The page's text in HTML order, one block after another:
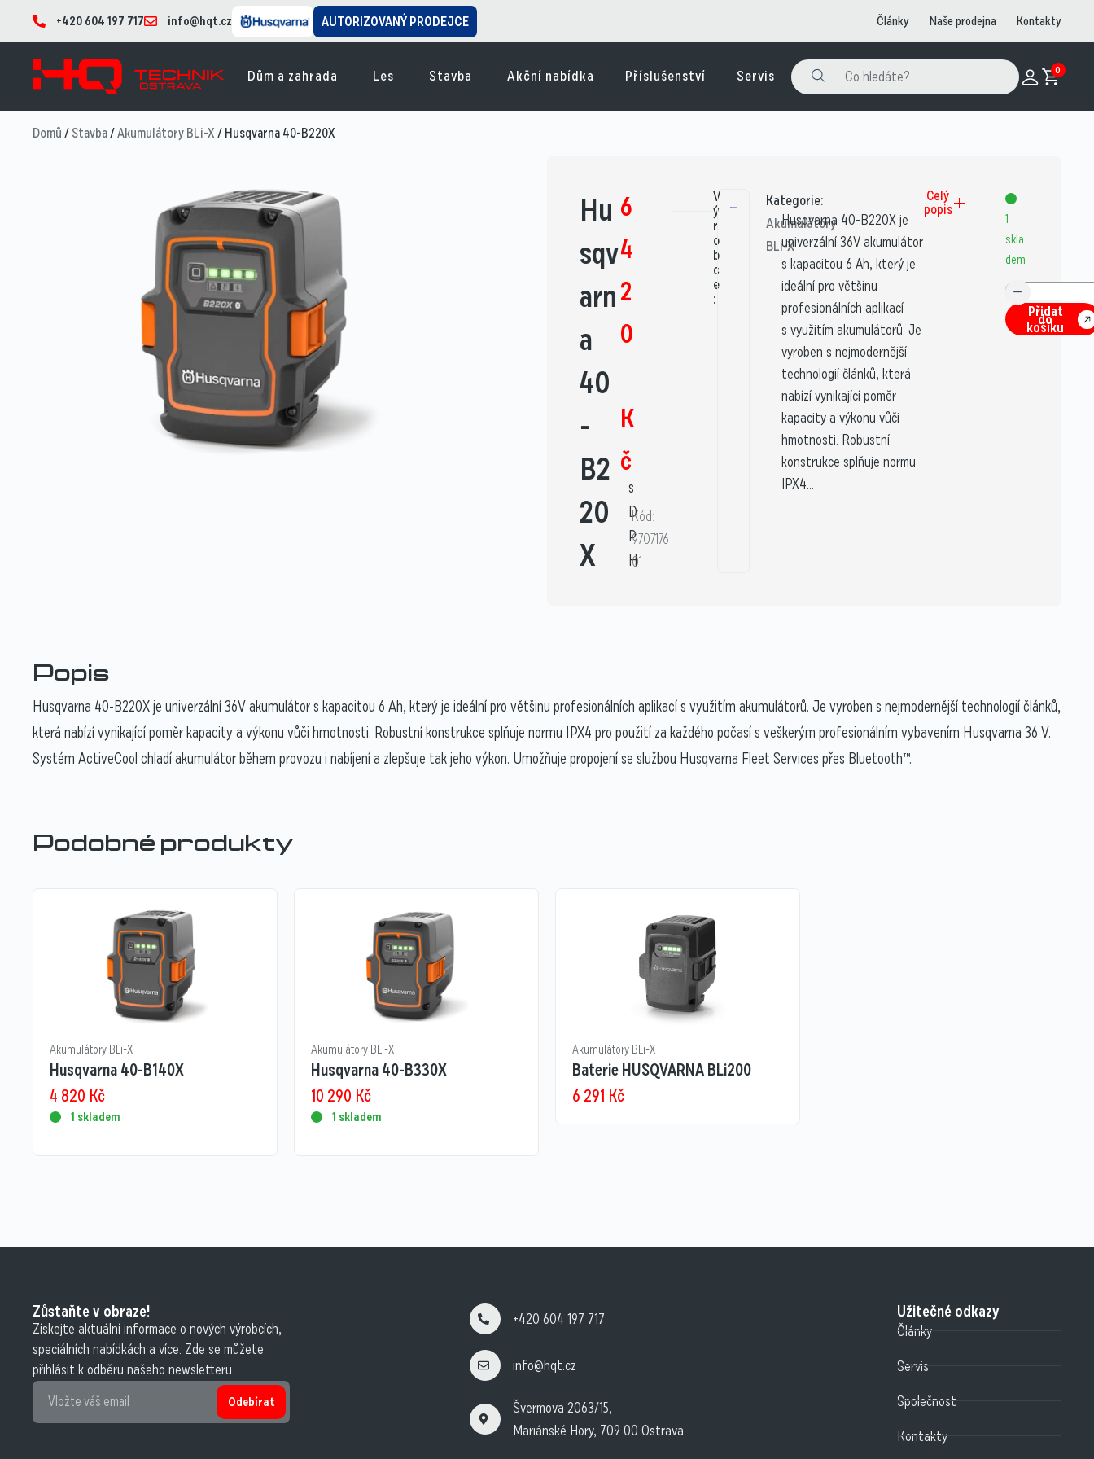
+420 604 197 717 info@hqt.cz AUTORIZOVANÝ PRODEJCE Články Naše prodejna Kontakty
Dům a zahrada Les Stavba Akční nabídka Příslušenství Servis 0
Domů/Stavba/Akumulátory BLi-X/ Husqvarna 40-B220X
Hu
sqv
arn
a
40
-
B2
20
X
6
4
2
0
K
č
s
D
P
H
Kód:
9707176
01
V
ý
r
o
b
c
e
:
Kategorie:
Akumulátory
BLi-X
Husqvarna 40-B220X je
univerzální 36V akumulátor
s kapacitou 6 Ah, který je
ideální pro většinu
profesionálních aplikací
s využitím akumulátorů. Je
vyroben s nejmodernější
technologií článků, která
nabízí vynikající poměr
kapacity a výkonu vůči
hmotnosti. Robustní
konstrukce splňuje normu
IPX4...
Celý
popis
1
skla
dem
Přidat
do
košíku
Popis
Husqvarna 40-B220X je univerzální 36V akumulátor s kapacitou 6 Ah, který je ideální pro většinu profesionálních aplikací s využitím akumulátorů. Je vyroben s nejmodernější technologií článků,
která nabízí vynikající poměr kapacity a výkonu vůči hmotnosti. Robustní konstrukce splňuje normu IPX4 pro použití za každého počasí s veškerým profesionálním vybavením Husqvarna 36 V.
Systém ActiveCool chladí akumulátor během provozu i nabíjení a zlepšuje tak jeho výkon. Umožňuje propojení se službou Husqvarna Fleet Services přes Bluetooth™.
Podobné produkty
Akumulátory BLi-X
Husqvarna 40-B140X
4 820 Kč
1 skladem
Akumulátory BLi-X
Husqvarna 40-B330X
10 290 Kč
1 skladem
Akumulátory BLi-X
Baterie HUSQVARNA BLi200
6 291 Kč
Zůstaňte v obraze!
Získejte aktuální informace o nových výrobcích,
speciálních nabídkách a více. Zde se můžete
přihlásit k odběru našeho newsletteru.
Odebírat
+420 604 197 717
info@hqt.cz
Švermova 2063/15,
Mariánské Hory, 709 00 Ostrava
Užitečné odkazy
Články
Servis
Společnost
Kontakty